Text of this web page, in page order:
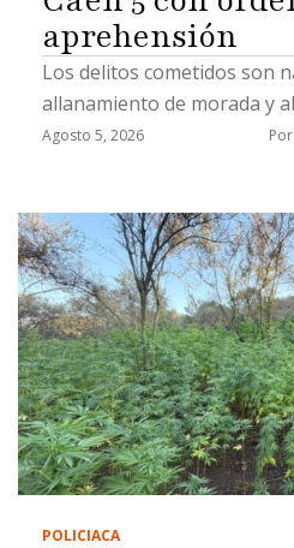
aprehensión
Los delitos cometidos son
allanamiento de morada y
Agosto 5, 2026 Por:
POLICIACA